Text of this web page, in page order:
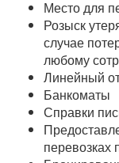
Место для
Розыск
случае
любому
Линейный
Банкоматы
Справки
перевозках